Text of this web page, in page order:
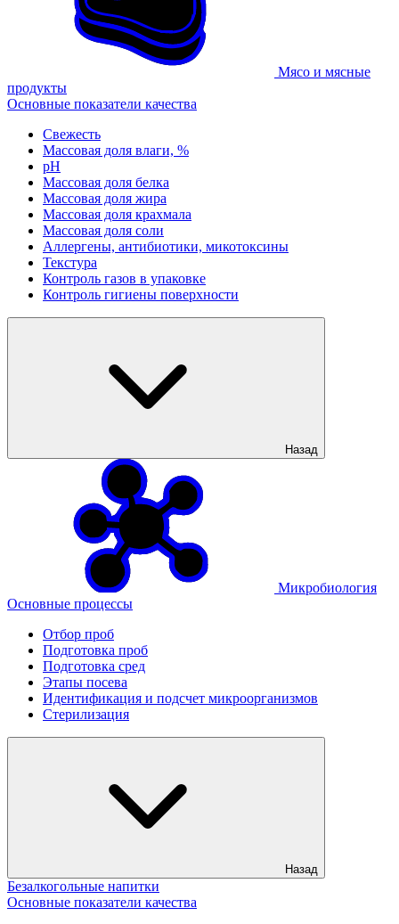
Мясо и мясные
продукты
Основные показатели качества
Свежесть
Массовая доля влаги, %
рН
Массовая доля белка
Массовая доля жира
Массовая доля крахмала
Массовая доля соли
Аллергены, антибиотики, микотоксины
Текстура
Контроль газов в упаковке
Контроль гигиены поверхности
Назад
Микробиология
Основные процессы
Отбор проб
Подготовка проб
Подготовка сред
Этапы посева
Идентификация и подсчет микроорганизмов
Стерилизация
Назад
Безалкогольные напитки
Основные показатели качества